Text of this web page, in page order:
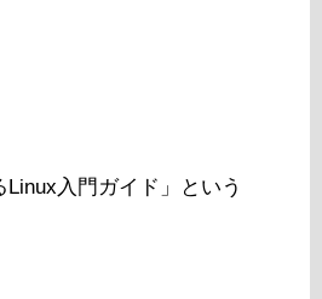
Linux入門ガイド」という